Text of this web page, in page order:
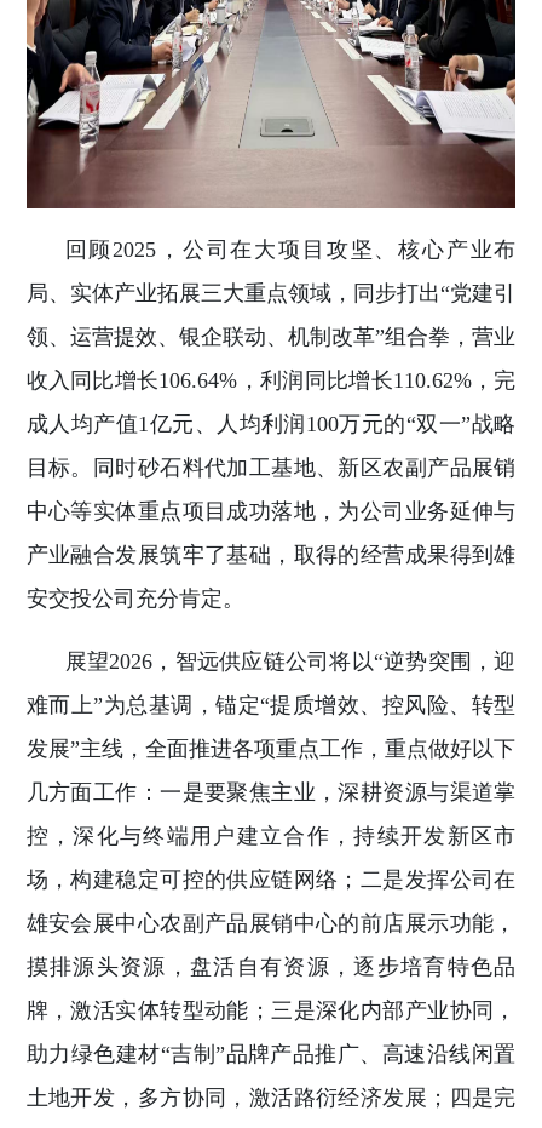
回顾2025，公司在大项目攻坚、核心产业布
局、实体产业拓展三大重点领域，同步打出“党建引
领、运营提效、银企联动、机制改革”组合拳，营业
收入同比增长106.64%，利润同比增长110.62%，完
成人均产值1亿元、人均利润100万元的“双一”战略
目标。同时砂石料代加工基地、新区农副产品展销
中心等实体重点项目成功落地，为公司业务延伸与
产业融合发展筑牢了基础，取得的经营成果得到雄
安交投公司充分肯定。
展望2026，智远供应链公司将以“逆势突围，迎
难而上”为总基调，锚定“提质增效、控风险、转型
发展”主线，全面推进各项重点工作，重点做好以下
几方面工作：一是要聚焦主业，深耕资源与渠道掌
控，深化与终端用户建立合作，持续开发新区市
场，构建稳定可控的供应链网络；二是发挥公司在
雄安会展中心农副产品展销中心的前店展示功能，
摸排源头资源，盘活自有资源，逐步培育特色品
牌，激活实体转型动能；三是深化内部产业协同，
助力绿色建材“吉制”品牌产品推广、高速沿线闲置
土地开发，多方协同，激活路衍经济发展；四是完